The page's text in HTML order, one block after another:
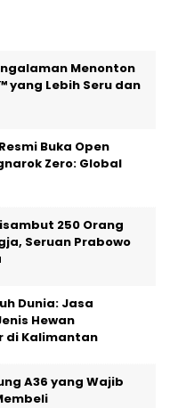
Menonton
yang Lebih Seru dan
Buka Open
Zero: Global
250 Orang
Seruan Prabowo
Dunia: Jasa
Hewan
di Kalimantan
A36 yang Wajib